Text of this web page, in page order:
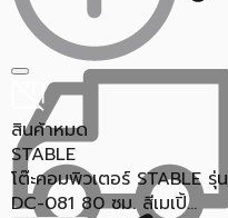
สินค้าหมด
STABLE
โต๊ะคอมพิวเตอร์ STABLE รุ่น
DC-081 80 ซม. สีเมเปิ้...